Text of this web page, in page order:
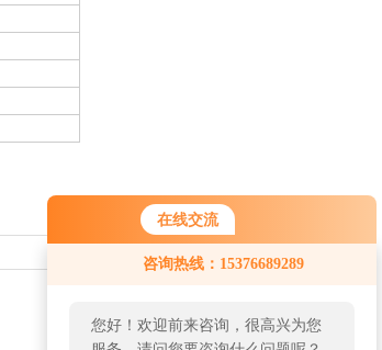
在线交流
咨询热线：15376689289
您好！欢迎前来咨询，很高兴为您
返回列表>>